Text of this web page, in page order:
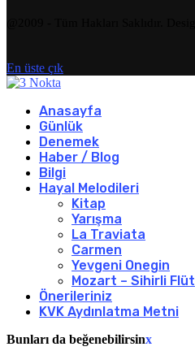
En üste çık
Anasayfa
Günlük
Denemek
Haber / Blog
Bilgi
Hayal Melodileri
Kitap
Yarışma
La Traviata
Carmen
Yevgeni Onegin
Mozart – Sihirli Flüt
Önerileriniz
KVK Aydınlatma Metni
Bunları da beğenebilirsinx